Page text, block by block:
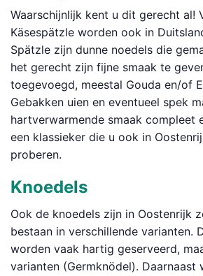
Waarschijnlijk kent u dit gerecht al!
Käsespätzle worden ook in
Spätzle zijn dunne noedels die
het gerecht zijn fijne smaak te
toegevoegd, meestal Gouda en/of
Gebakken uien en eventueel spek
hartverwarmende smaak compleet
een klassieker die u ook in
proberen.
Knoedels
Ook de knoedels zijn in Oostenrijk
bestaan in verschillende varianten.
worden vaak hartig geserveerd,
varianten (Germknödel). Daarnaast